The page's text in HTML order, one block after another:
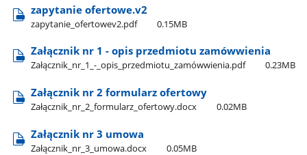
zapytanie ofertowe.v2
zapytanie​_ofertowev2.pdf 0.15MB
Załącznik nr 1 - opis przedmiotu zamówwienia
Załącznik​_nr​_1​_-​_opis​_przedmiotu​_zamówwienia.pdf 0.23MB
Załącznik nr 2 formularz ofertowy
Załącznik​_nr​_2​_formularz​_ofertowy.docx 0.02MB
Załącznik nr 3 umowa
Załącznik​_nr​_3​_umowa.docx 0.05MB